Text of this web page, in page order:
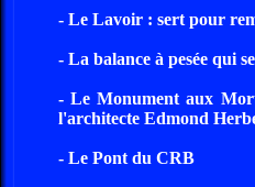
- Le Lavoir : sert pour
- La balance à pesée qui
- Le Monument aux
l'architecte Edmond
- Le Pont du CRB